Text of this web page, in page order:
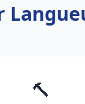
🔨